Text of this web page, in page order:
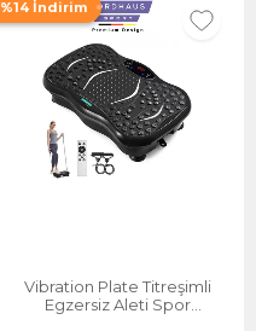
%14 İndirim
Vibration Plate Titreşimli
Egzersiz Aleti Spor